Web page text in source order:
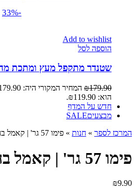
-33%
Add to wishlist
הוספה לסל
שטנדר מתקפל מעץ ומתכת
₪179.90 המחיר המקורי היה: ₪179.90.
הוא: ₪119.90.
חדש על המדף
מבצעיםSALE
המרכז לספר » חנות » פימו 57 גר' | קאמל בהיר
פימו 57 גר' | קאמל בהיר
₪9.90